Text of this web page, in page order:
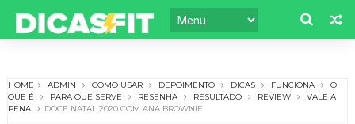
HOME ADMIN COMO USAR DEPOIMENTO DICAS FUNCIONA
O
QUE É
PARA QUE SERVE RESENHA RESULTADO REVIEW
VALE A
PENA
DOCE NATAL 2020 COM ANA BROWNIE